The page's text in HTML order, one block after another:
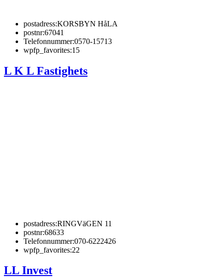
postadress:KORSBYN HåLA
postnr:67041
Telefonnummer:0570-15713
wpfp_favorites:15
L K L Fastighets
postadress:RINGVäGEN 11
postnr:68633
Telefonnummer:070-6222426
wpfp_favorites:22
LL Invest